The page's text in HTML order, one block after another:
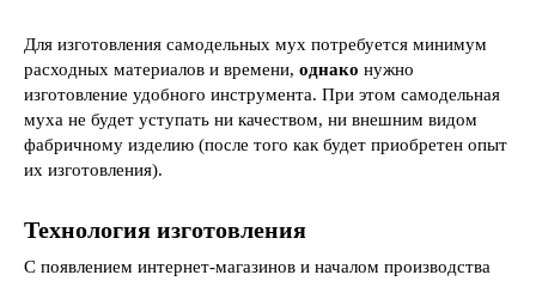
Для изготовления самодельных мух потребуется минимум
расходных материалов и времени, однако нужно
изготовление удобного инструмента. При этом самодельная
муха не будет уступать ни качеством, ни внешним видом
фабричному изделию (после того как будет приобретен опыт
их изготовления).
Технология изготовления
С появлением интернет-магазинов и началом производства